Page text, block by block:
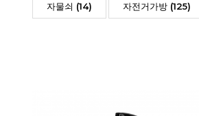
자물쇠 (14) 자전거가방 (125)